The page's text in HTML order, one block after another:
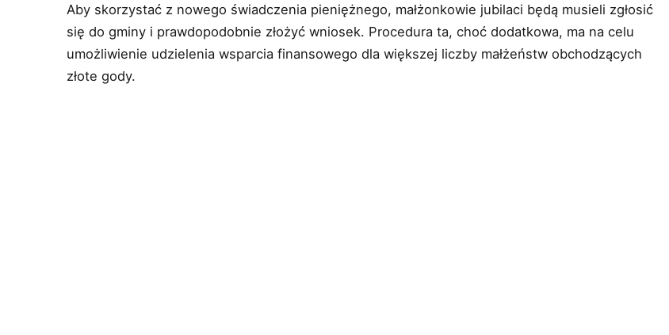
Aby skorzystać z nowego świadczenia pieniężnego, małżonkowie jubilaci będą musieli zgłosić
się do gminy i prawdopodobnie złożyć wniosek. Procedura ta, choć dodatkowa, ma na celu
umożliwienie udzielenia wsparcia finansowego dla większej liczby małżeństw obchodzących
złote gody.